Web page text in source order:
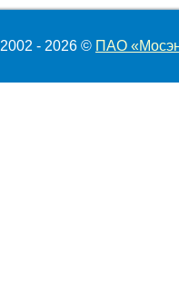
2002 - 2026 © ПАО